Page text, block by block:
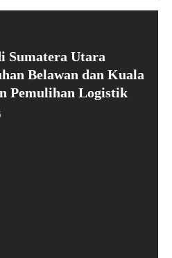
Sumatera Utara
Belawan dan Kuala
Pemulihan Logistik